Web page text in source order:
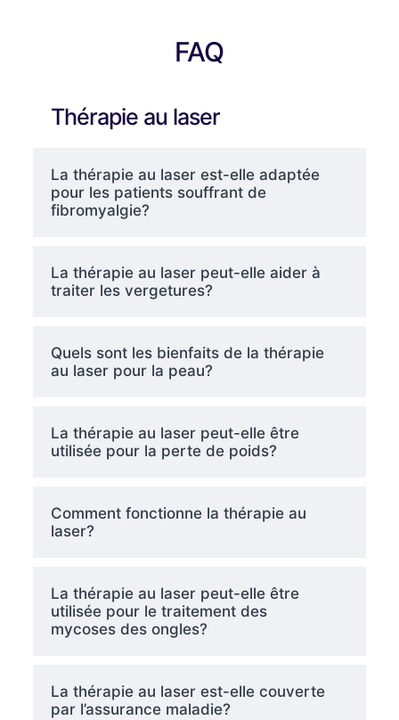
FAQ
Thérapie au laser
La thérapie au laser est-elle adaptée
pour les patients souffrant de
fibromyalgie?
La thérapie au laser peut-elle aider à
traiter les vergetures?
Quels sont les bienfaits de la thérapie
au laser pour la peau?
La thérapie au laser peut-elle être
utilisée pour la perte de poids?
Comment fonctionne la thérapie au
laser?
La thérapie au laser peut-elle être
utilisée pour le traitement des
mycoses des ongles?
La thérapie au laser est-elle couverte
par l’assurance maladie?